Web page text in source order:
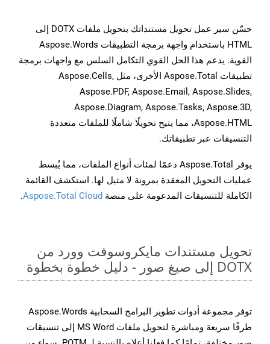
حسّن سير عمل تحويل مستنداتك بتحويل ملفات DOTX إلى
HTML باستخدام واجهة برمجة التطبيقات Aspose.Words
القوية. يدعم هذا الحل القوي التكامل السلس مع واجهات برمجة
تطبيقات Aspose.Total الأخرى، مثل Aspose.Cells,
Aspose.PDF, Aspose.Email, Aspose.Slides,
Aspose.Diagram, Aspose.Tasks, Aspose.3D,
Aspose.HTML، مما يتيح تحويلًا شاملًا للملفات متعددة
التنسيقات عبر تطبيقاتك.
يوفر Aspose.Total دعمًا لمئات أنواع الملفات، مما يُبسط
عمليات التحويل المعقدة بمرونة لا مثيل لها. استكشف القائمة
الكاملة للتنسيقات المدعومة على منصة Aspose.Total Cloud
.
تحويل مستندات مايكروسوفت وورد من
DOTX إلى صيغ صور - دليل خطوة بخطوة
توفر مجموعة أدوات تطوير البرامج السحابية Aspose.Words
طرقًا سريعة ومباشرة لتحويل ملفات MS Word إلى تنسيقات